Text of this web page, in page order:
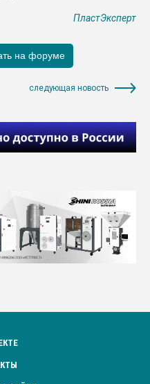
ПластЭксперт
следующая новость